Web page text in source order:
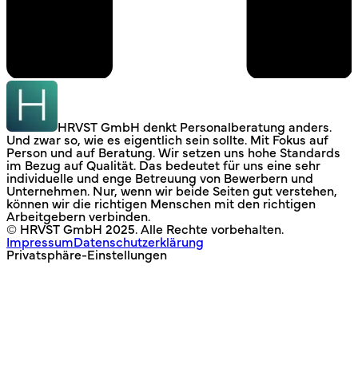
HRVST GmbH denkt Personalberatung anders.
Und zwar so, wie es eigentlich sein sollte. Mit Fokus auf
Person und auf Beratung. Wir setzen uns hohe Standards
im Bezug auf Qualität. Das bedeutet für uns eine sehr
individuelle und enge Betreuung von Bewerbern und
Unternehmen. Nur, wenn wir beide Seiten gut verstehen,
können wir die richtigen Menschen mit den richtigen
Arbeitgebern verbinden.
© HRVST GmbH 2025. Alle Rechte vorbehalten.
Impressum Datenschutzerklärung
Privatsphäre-Einstellungen